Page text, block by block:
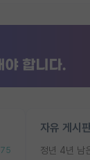
자유 게시
정년 4년 남